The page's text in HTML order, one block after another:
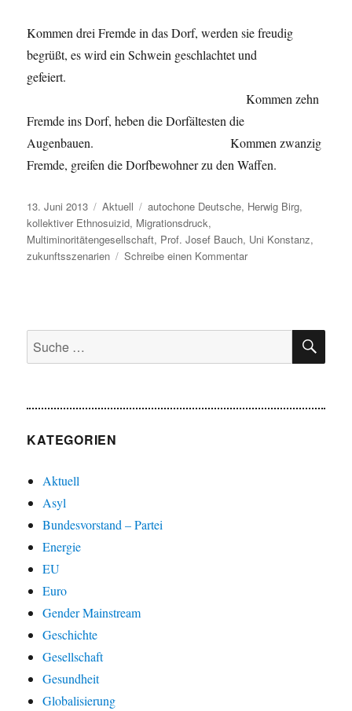
Kommen drei Fremde in das Dorf, werden sie freudig
begrüßt, es wird ein Schwein geschlachtet und
gefeiert.
Kommen zehn
Fremde ins Dorf, heben die Dorfältesten die
Augenbauen. Kommen zwanzig
Fremde, greifen die Dorfbewohner zu den Waffen.
Veröffentlicht
am
13. Juni 2013 Kategorien
Aktuell Schlagwörter
autochone Deutsche, Herwig Birg,
kollektiver Ethnosuizid, Migrationsdruck,
Multiminoritätengesellschaft, Prof. Josef Bauch, Uni Konstanz,
zukunftsszenarien
Schreibe einen Kommentarzu
Suche
nach:
KATEGORIEN
Aktuell
Asyl
Bundesvorstand – Partei
Energie
EU
Euro
Gender Mainstream
Geschichte
Gesellschaft
Gesundheit
Globalisierung